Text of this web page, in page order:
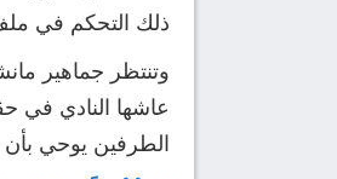
ذلك التحكم في
وتنتظر جماهير
عاشها النادي في
الطرفين يوحي